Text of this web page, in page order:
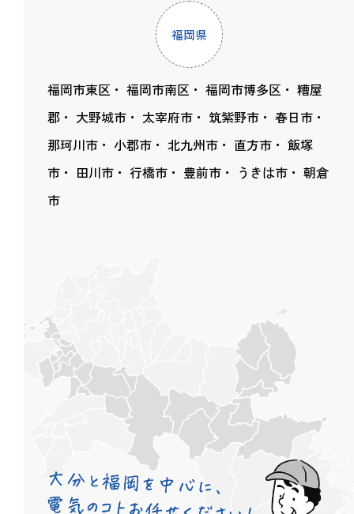
福岡県
福岡市東区 福岡市南区 福岡市博多区
糟屋
郡
大野城市 太宰府市 筑紫野市
春日市
那珂川市
小郡市 北九州市 直方市
飯塚
市
田川市 行橋市 豊前市 うきは市
朝倉
市